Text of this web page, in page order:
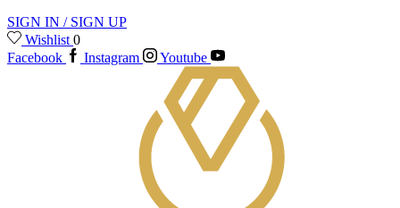
SIGN IN / SIGN UP
Wishlist 0
Facebook
Instagram Youtube